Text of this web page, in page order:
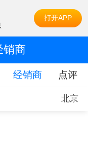
打开APP
销商
经销商 点评
北京